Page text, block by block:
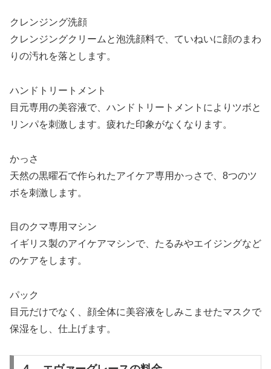
クレンジング洗顔
クレンジングクリームと泡洗顔料で、ていねいに顔のまわ
りの汚れを落とします。
ハンドトリートメント
目元専用の美容液で、ハンドトリートメントによりツボと
リンパを刺激します。疲れた印象がなくなります。
かっさ
天然の黒曜石で作られたアイケア専用かっさで、8つのツ
ボを刺激します。
目のクマ専用マシン
イギリス製のアイケアマシンで、たるみやエイジングなど
のケアをします。
パック
目元だけでなく、顔全体に美容液をしみこませたマスクで
保湿をし、仕上げます。